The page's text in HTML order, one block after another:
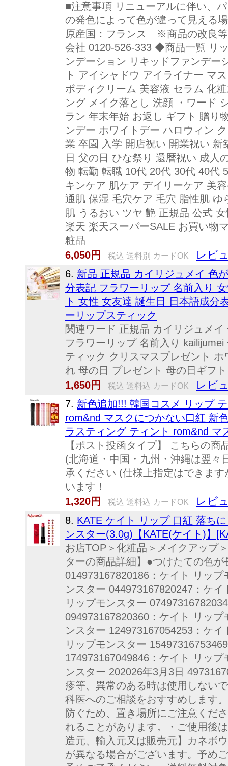
■注意事項 リニューアルに伴い、
の発色によって色が違って見える
原産国：フランス ※商品の改良等
会社 0120-526-333 ◆商品一覧 リ
ンデーション リキッドファンデー
ト アイシャドウ アイライナー マ
ボディクリーム 美容液 セラム 化
ング メイク落とし 洗顔 ・ワード
ラン 年末年始 お返し ギフト 贈り
ンデー ホワイトデー ハロウィン
業 卒園 入学 開店祝い 開業祝い
日 父の日 ひな祭り 還暦祝い 成人
物 転勤 転職 10代 20代 30代 40代
キンケア 肌ケア デイリーケア 美
通肌 保湿 毛穴ケア 毛穴 脂性肌
肌 うるおい ツヤ 艶 正規品 公式
楽天 楽天スーパーSALE お買い物
粧品
6,050円
税込 送料別 カードOK レビ
6. 新品 正規品 カイリジュメイ 色
分表記 フラワーリップ 名前入り
ト 女性 女友達 誕生日 日本語成分
ーリップスティック
関連ワード 正規品 カイリジュメ
フラワーリップ 名前入り
ティック クリスマスプレゼント
れ 母の日 プレゼント 母の日ギフ
1,650円
税込 送料込 カードOK レビ
7. 新色追加!!! 韓国コスメ リップ
rom&nd マスクにつかない口紅 新
ラスティング ティント rom&nd マ
【ポスト投函タイプ】 こちらの
(北海道・中国・九州・沖縄は翌
承ください (仕様上指定はできま
います！
1,320円
税込 送料込 カードOK レビ
8. KATE ケイト リップ 口紅 落ち
ンスター(3.0g)【KATE(ケイト)】
お店TOP＞化粧品＞メイクアップ
ターの商品詳細】●つけたての色
014973167820186：ケイト リッ
ンスター 044973167820247：ケ
リップモンスター
094973167820360：ケイト リッ
ンスター 124973167054253：ケ
リップモンスター
174973167049846：ケイト リッ
ンスター 202026年3月3日
疹等、異常のある時は使用しない
科医へのご相談をおすすめします
防ぐため、置き場所にご注意くだ
れることがあります。・ご使用後
造元、輸入元又は販売元】カネボ
が異なる場合がございます。予め